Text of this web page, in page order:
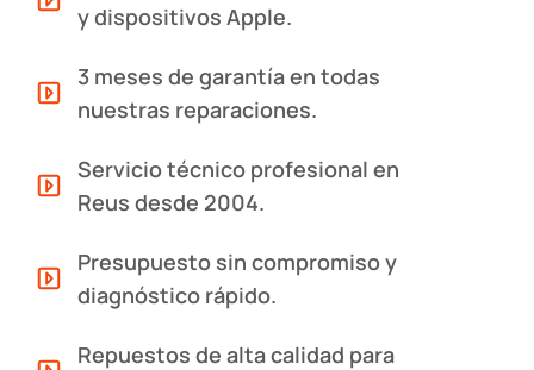
y dispositivos Apple.
3 meses de garantía en todas
nuestras reparaciones.
Servicio técnico profesional en
Reus desde 2004.
Presupuesto sin compromiso y
diagnóstico rápido.
Repuestos de alta calidad para